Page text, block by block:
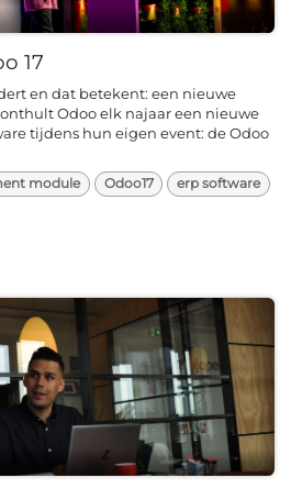
17
en dat betekent: een nieuwe
onthult Odoo elk najaar een nieuwe
tijdens hun eigen event: de Odoo
module Odoo17 erp software